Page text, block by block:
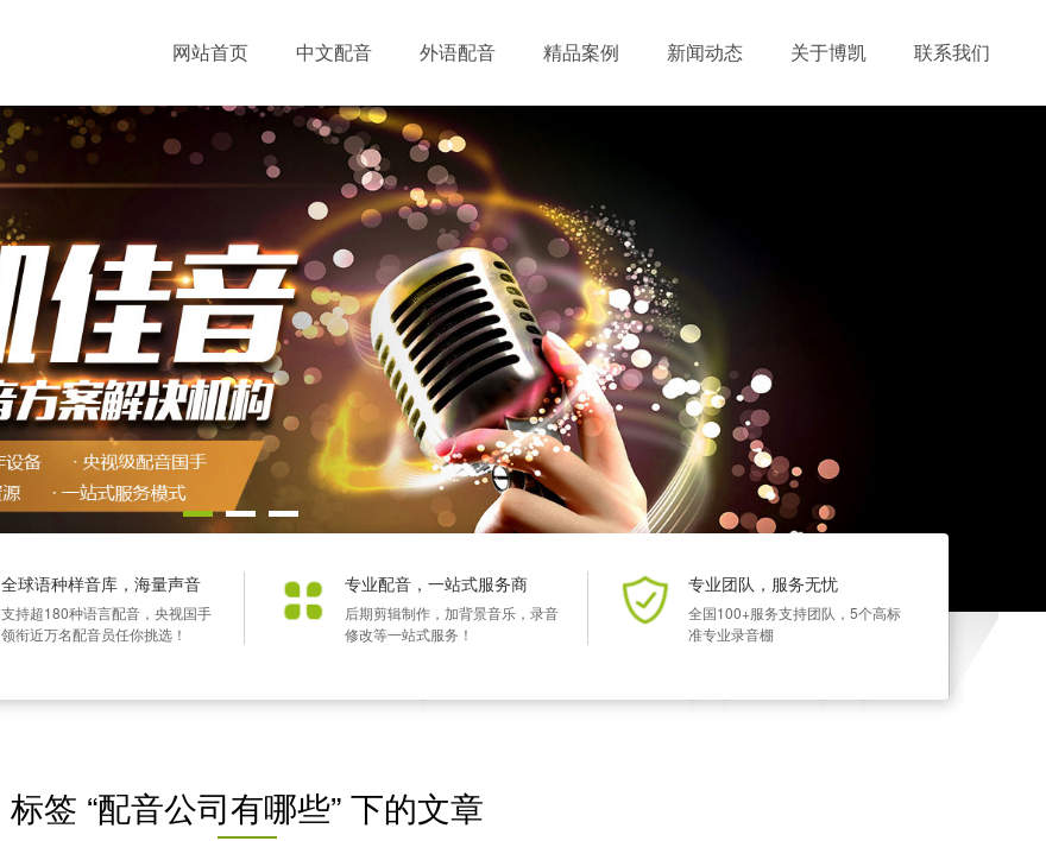
网站首页 中文配音 外语配音 精品案例 新闻动态 关于博凯 联系我们
全球语种样音库，海量声音
支持超180种语言配音，央视国手
领衔近万名配音员任你挑选！
专业配音，一站式服务商
后期剪辑制作，加背景音乐，录音
修改等一站式服务！
专业团队，服务无忧
全国100+服务支持团队，5个高标
准专业录音棚
标签 “配音公司有哪些” 下的文章